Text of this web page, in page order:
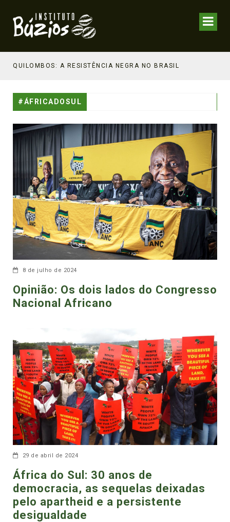
QUILOMBOS: A RESISTÊNCIA NEGRA NO BRASIL
#ÁFRICADOSUL
8 de julho de 2024
Opinião: Os dois lados do Congresso
Nacional Africano
29 de abril de 2024
África do Sul: 30 anos de
democracia, as sequelas deixadas
pelo apartheid e a persistente
desigualdade